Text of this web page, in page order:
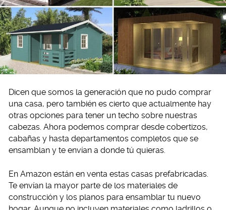
Dicen que somos la generación que no pudo comprar
una casa, pero también es cierto que actualmente hay
otras opciones para tener un techo sobre nuestras
cabezas. Ahora podemos comprar desde cobertizos,
cabañas y hasta departamentos completos que se
ensamblan y te envían a donde tú quieras.
En Amazon están en venta estas casas prefabricadas.
Te envían la mayor parte de los materiales de
construcción y los planos para ensamblar tu nuevo